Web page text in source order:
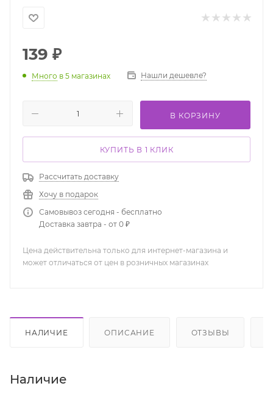
139 ₽
Много в 5 магазинах Нашли дешевле?
В КОРЗИНУ
КУПИТЬ В 1 КЛИК
Рассчитать доставку
Хочу в подарок
Самовывоз сегодня - бесплатно
Доставка завтра - от 0 ₽
Цена действительна только для интернет-магазина и
может отличаться от цен в розничных магазинах
НАЛИЧИЕ ОПИСАНИЕ ОТЗЫВЫ
Наличие